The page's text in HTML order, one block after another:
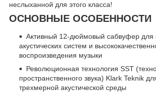
неслыханной для этого класса!
ОСНОВНЫЕ ОСОБЕННОСТИ
Активный 12-дюймовый сабвуфер для
акустических систем и
воспроизведения музыки
Революционная технология SST
пространственного звука) Klark Teknik
трехмерной акустической среды